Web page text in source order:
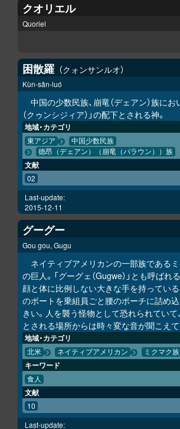
クオリエル
Quoriel
困散羅 クォンサンルオ
Kùn-sǎn-luó
中国の少数民族、崩竜（デェアン）族にお
（クゥンシジィア）」の配下とされる神。
地域・カテゴリ
東アジア
中国少数民族
徳昂（デェアン）（崩竜（パラウン））族
文献
02
Last-update:
2015-12-11
グーグー
Gou gou, Gugu
ネイティブアメリカンの一部族である
の巨人。「グーグェ（Gugwe）」とも呼ば
顔と体に比例しない大きな手を持ってい
のボートを乗組員ごと腰のポーチに詰め
きい。人を襲う怪物として恐れられていて
とされる場所からは時々変な音が聞こえて
地域・カテゴリ
北米 ネイティブアメリカン ミクマク族
キーワード
食人
文献
10
Last-update: